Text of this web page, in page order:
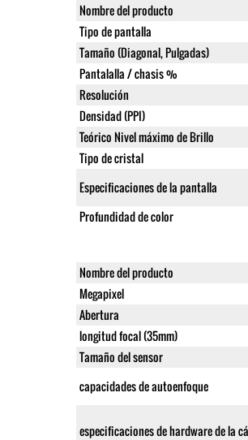
Nombre del producto
Tipo de pantalla
Tamaño (Diagonal, Pulgadas)
Pantalalla / chasis %
Resolución
Densidad (PPI)
Teórico Nivel máximo de Brillo
Tipo de cristal
Especificaciones de la pantalla
Profundidad de color
Nombre del producto
Megapixel
Abertura
longitud focal (35mm)
Tamaño del sensor
capacidades de autoenfoque
especificaciones de hardware de la